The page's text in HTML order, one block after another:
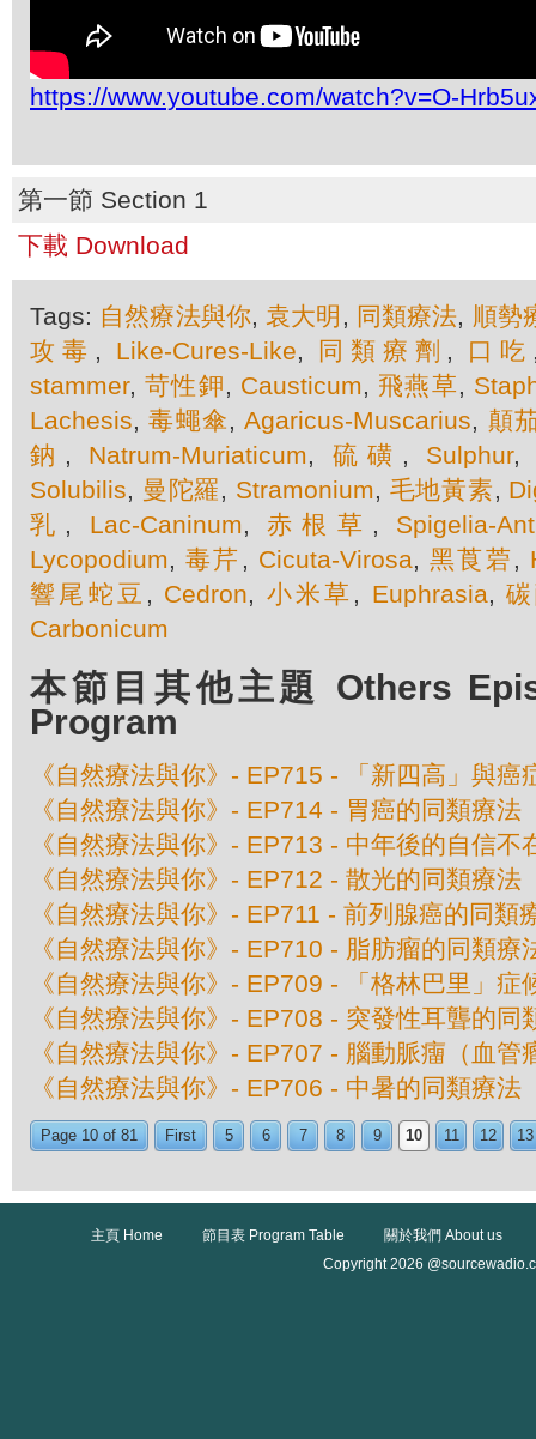
https://www.youtube.com/watch?v=O-
第一節 Section 1
下載 Download
Tags: 自然療法與你,袁大明 , 同類療法, 順勢
攻毒 , Like-Cures-Like, 同類療劑 , 口吃
stammer,苛性鉀, Causticum, 飛燕草,
Lachesis,毒蠅傘,Agaricus-Muscarius, 顛
鈉 , Natrum-Muriaticum, 硫磺 , Sulphur
Solubilis, 曼陀羅, Stramonium, 毛地黃素,
乳 , Lac-Caninum, 赤根草 , Spigelia-
Lycopodium,毒芹 , Cicuta-Virosa,黑莨菪,
響尾蛇豆 , Cedron, 小米草 , Euphrasia,
Carbonicum
本節目其他主題 Others
Program
《自然療法與你》- EP715 - 「新四高」與癌
《自然療法與你》- EP714 - 胃癌的同類療法
《自然療法與你》- EP713 - 中年後的自信不
《自然療法與你》- EP712 - 散光的同類療法
《自然療法與你》- EP711 - 前列腺癌的同類
《自然療法與你》- EP710 - 脂肪瘤的同類療
《自然療法與你》- EP709 - 「格林巴里」症
《自然療法與你》- EP708 - 突發性耳聾的同
《自然療法與你》- EP707 - 腦動脈癅（血管
《自然療法與你》- EP706 - 中暑的同類療法
Page 10 of 81 First 5 6 7 8 9 10 11 12 13
主頁 Home 節目表 Program Table
關於我們 About us
Copyright 2026